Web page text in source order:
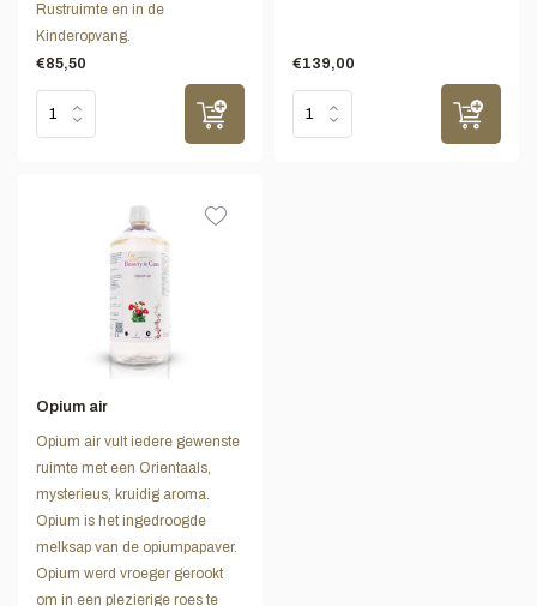
Rustruimte en in de
Kinderopvang.
€85,50
€139,00
Opium air
Opium air vult iedere gewenste
ruimte met een Orientaals,
mysterieus, kruidig aroma.
Opium is het ingedroogde
melksap van de opiumpapaver.
Opium werd vroeger gerookt
om in een plezierige roes te